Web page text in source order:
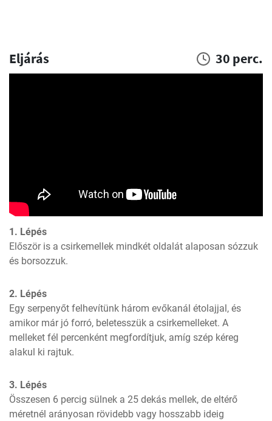
Eljárás 30 perc.
1. Lépés
Először is a csirkemellek mindkét oldalát alaposan sózzuk
és borsozzuk.
2. Lépés
Egy serpenyőt felhevítünk három evőkanál étolajjal, és
amikor már jó forró, beletesszük a csirkemelleket. A
melleket fél percenként megfordítjuk, amíg szép kéreg
alakul ki rajtuk.
3. Lépés
Összesen 6 percig sülnek a 25 dekás mellek, de eltérő
méretnél arányosan rövidebb vagy hosszabb ideig